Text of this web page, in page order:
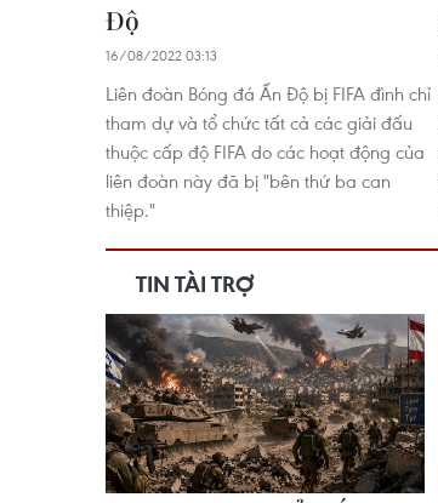
Độ
16/08/2022 03:13
Liên đoàn Bóng đá Ấn Độ bị FIFA đình chỉ
tham dự và tổ chức tất cả các giải đấu
thuộc cấp độ FIFA do các hoạt động của
liên đoàn này đã bị "bên thứ ba can
thiệp."